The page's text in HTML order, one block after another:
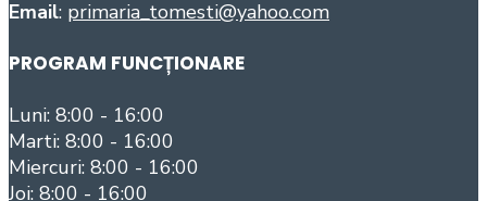
Email: primaria_tomesti@yahoo.com
PROGRAM FUNCȚIONARE
Luni: 8:00 - 16:00
Marti: 8:00 - 16:00
Miercuri: 8:00 - 16:00
Joi: 8:00 - 16:00